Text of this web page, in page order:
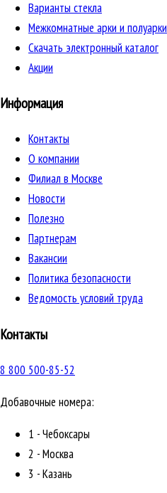
Варианты стекла
Межкомнатные арки и полуарки
Скачать электронный каталог
Акции
Информация
Контакты
О компании
Филиал в Москве
Новости
Полезно
Партнерам
Вакансии
Политика безопасности
Ведомость условий труда
Контакты
8 800 500-85-52
Добавочные номера:
1 - Чебоксары
2 - Москва
3 - Казань